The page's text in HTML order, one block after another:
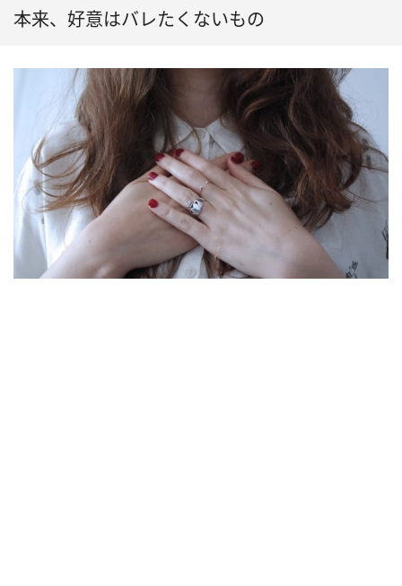
本来、好意はバレたくないもの